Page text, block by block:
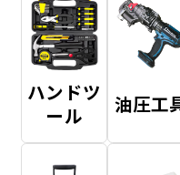
ハンドツ
ール
油圧工